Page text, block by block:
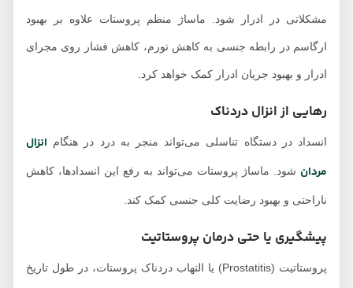
مشکلاتی در ادرار شود. ماساژ منظم پروستات علاوه بر بهبود
ارگاسم در رابطه جنسی به کاهش تورم، کاهش فشار روی مجرای
ادرار و بهبود جریان ادرار کمک خواهد کرد.
رهایی از انزال دردناک
انسداد در دستگاه تناسلی می‌تواند منجر به درد در هنگامانزال
مردانشود. ماساژ پروستات می‌تواند به رفع این انسدادها، کاهش
ناراحتی و بهبود رضایت کلی جنسی کمک کند.
پیشگیری یا حتی درمان پروستاتیت
پروستاتیت (Prostatitis) یا التهاب دردناک پروستات، در طول تاریخ